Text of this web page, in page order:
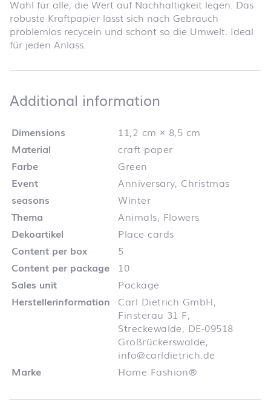
Wahl für alle, die Wert auf Nachhaltigkeit legen. Das
robuste Kraftpapier lässt sich nach Gebrauch
problemlos recyceln und schont so die Umwelt. Ideal
für jeden Anlass.
Additional information
Dimensions
11,2 cm × 8,5 cm
Material
craft paper
Farbe
Green
Event
Anniversary, Christmas
seasons
Winter
Thema
Animals, Flowers
Dekoartikel
Place cards
Content per box
5
Content per package
10
Sales unit
Package
Herstellerinformation
Carl Dietrich GmbH,
Finsterau 31 F,
Streckewalde, DE-09518
Großrückerswalde,
info@carldietrich.de
Marke
Home Fashion®